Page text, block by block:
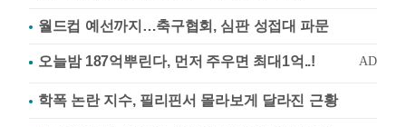
월드컵 예선까지…축구협회, 심판 성접대 파문
학폭 논란 지수, 필리핀서 몰라보게 달라진 근황